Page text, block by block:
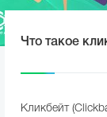
Что такое
Кликбейт